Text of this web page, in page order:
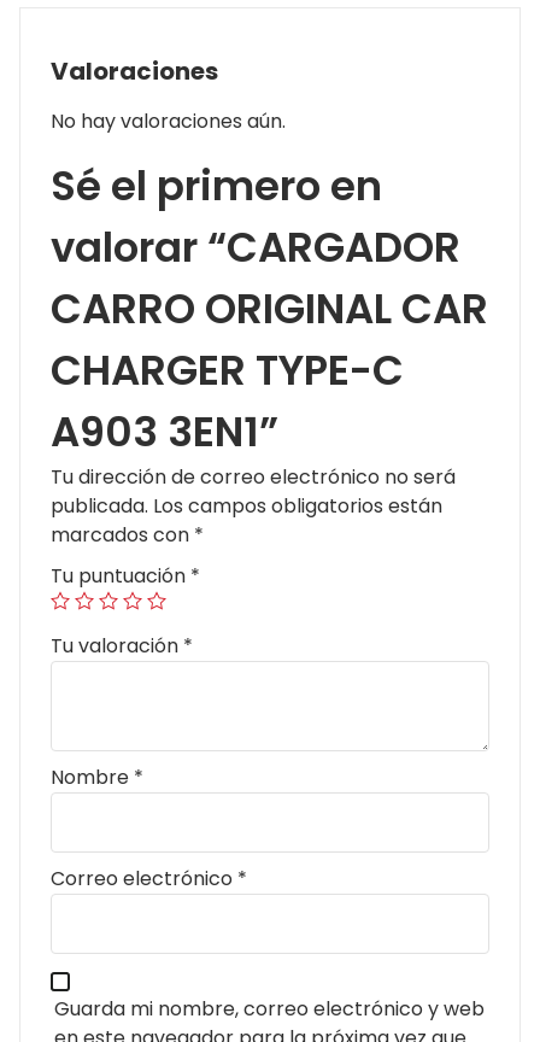
Valoraciones
No hay valoraciones aún.
Sé el primero en
valorar “CARGADOR
CARRO ORIGINAL CAR
CHARGER TYPE-C
A903 3EN1”
Tu dirección de correo electrónico no será
publicada. Los campos obligatorios están
marcados con *
Tu puntuación *
Tu valoración *
Nombre *
Correo electrónico *
Guarda mi nombre, correo electrónico y web